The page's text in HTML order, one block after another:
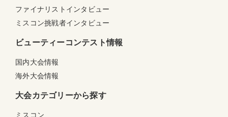
ファイナリストインタビュー
ミスコン挑戦者インタビュー
ビューティーコンテスト情報
国内大会情報
海外大会情報
大会カテゴリーから探す
ミスコン